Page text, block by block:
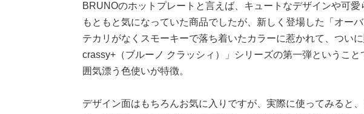
BRUNOのホットプレートと言えば、キュートなデザインや可愛
もともと気になっていた商品でしたが、新しく登場した「オー
テカリがなくスモーキーで落ち着いたカラーに惹かれて、つい
crassy+（ブルーノ クラッシィ）」シリーズの第一弾というこ
囲気漂う色使いが特徴。
デザイン面はもちろんお気に入りですが、実際に使ってみると